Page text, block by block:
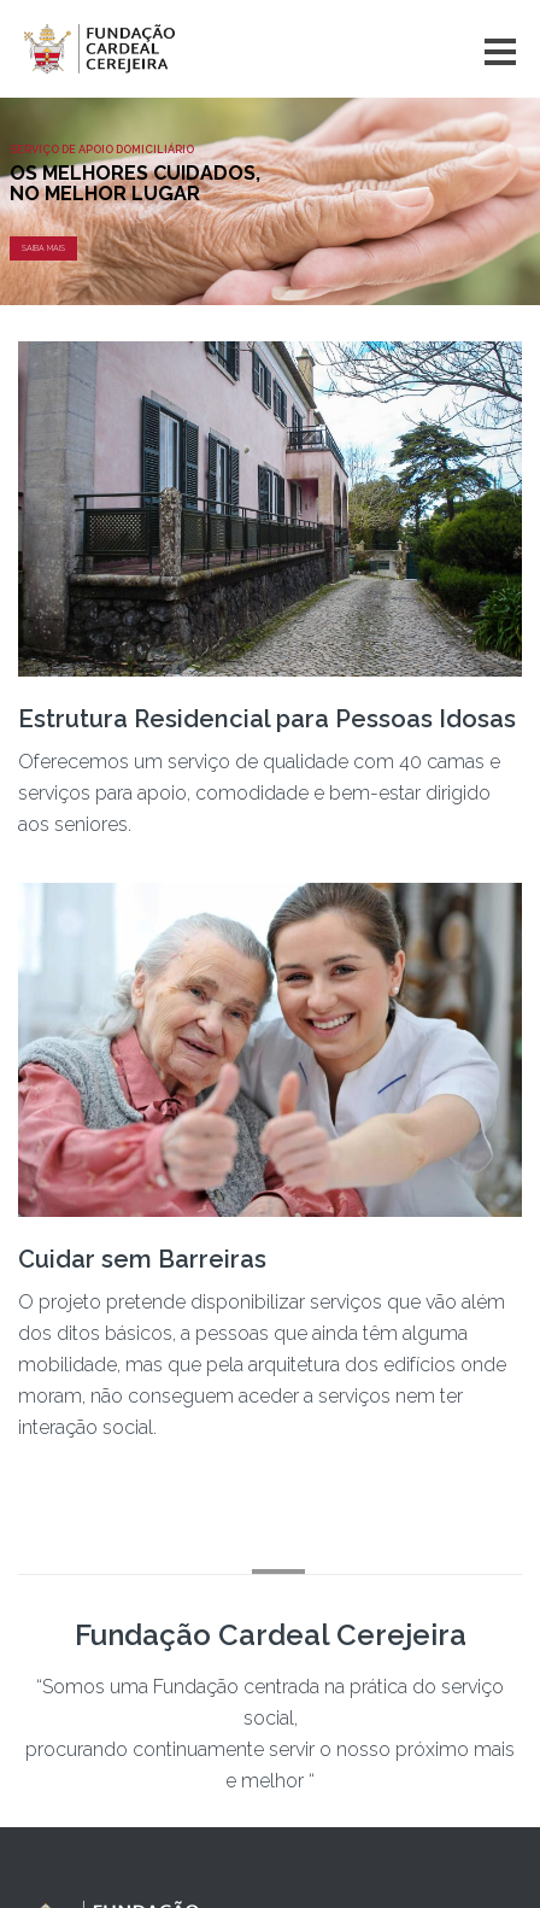
SERVIÇO DE APOIO DOMICILIÁRIO
OS MELHORES CUIDADOS,
NO MELHOR LUGAR
SAIBA MAIS
Estrutura Residencial para Pessoas Idosas
Oferecemos um serviço de qualidade com 40 camas e
serviços para apoio, comodidade e bem-estar dirigido
aos seniores.
Cuidar sem Barreiras
O projeto pretende disponibilizar serviços que vão além
dos ditos básicos, a pessoas que ainda têm alguma
mobilidade, mas que pela arquitetura dos edifícios onde
moram, não conseguem aceder a serviços nem ter
interação social.
Fundação Cardeal Cerejeira
“Somos uma Fundação centrada na prática do serviço
social,
procurando continuamente servir o nosso próximo mais
e melhor “